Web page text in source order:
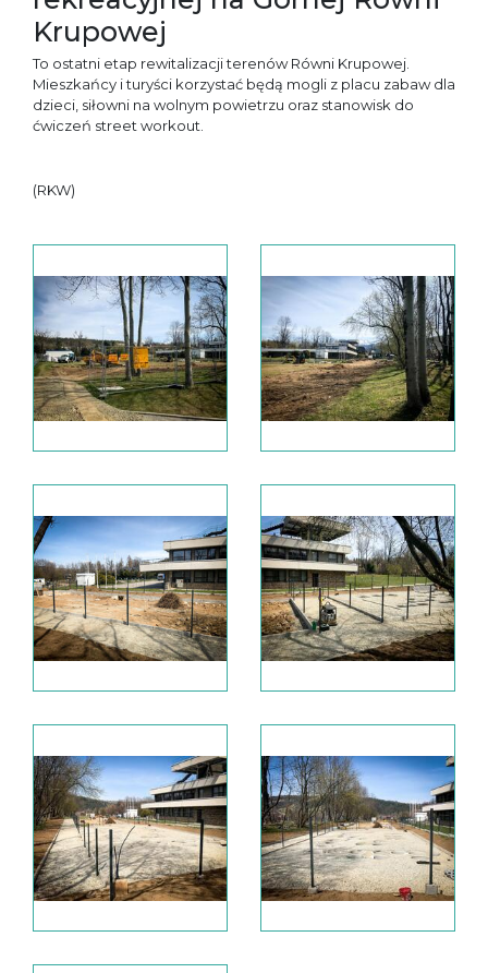
Krupowej
To ostatni etap rewitalizacji terenów Równi Krupowej.
Mieszkańcy i turyści korzystać będą mogli z placu zabaw dla
dzieci, siłowni na wolnym powietrzu oraz stanowisk do
ćwiczeń street workout.
(RKW)